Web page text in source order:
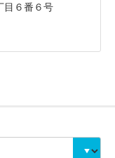
目６番６号